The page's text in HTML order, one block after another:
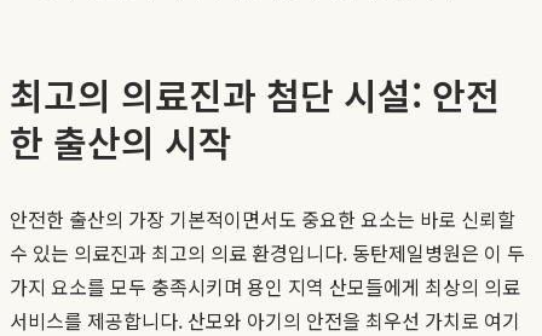
최고의 의료진과 첨단 시설: 안전
한 출산의 시작
안전한 출산의 가장 기본적이면서도 중요한 요소는 바로 신뢰할
수 있는 의료진과 최고의 의료 환경입니다. 동탄제일병원은 이 두
가지 요소를 모두 충족시키며 용인 지역 산모들에게 최상의 의료
서비스를 제공합니다. 산모와 아기의 안전을 최우선 가치로 여기